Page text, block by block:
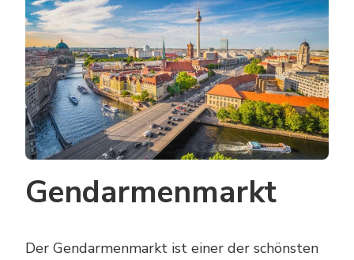
Gendarmenmarkt
Der Gendarmenmarkt ist einer der schönsten